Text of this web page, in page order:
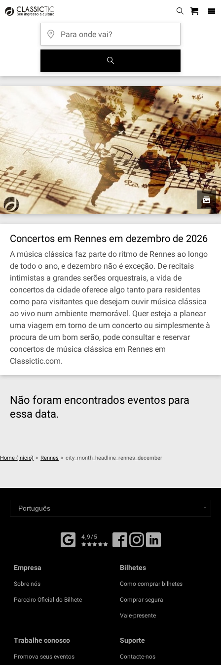
Concertos em Rennes em dezembro de 2026
A música clássica faz parte do ritmo de Rennes ao longo
de todo o ano, e dezembro não é exceção. De recitais
intimistas a grandes serões orquestrais, a vida de
concertos da cidade oferece algo tanto para residentes
como para visitantes que desejam ouvir música clássica
ao vivo num ambiente memorável. Quer esteja a planear
uma viagem em torno de um concerto ou simplesmente à
procura de um bom serão, pode consultar e reservar
concertos de música clássica em Rennes em
Classictic.com.
Não foram encontrados eventos para
essa data.
Home (Início) > Rennes > city_month_headline_rennes_december
4,9/5
Empresa
Sobre nós
Parceiro Oficial do Bilhete
Bilhetes
Como comprar bilhetes
Comprar segura
Vale-presente
Trabalhe conosco
Promova seus eventos
Suporte
Contacte-nos